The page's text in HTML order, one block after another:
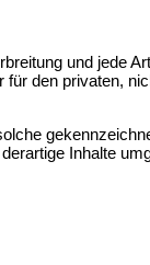
und jede
den privaten,
Inhalte